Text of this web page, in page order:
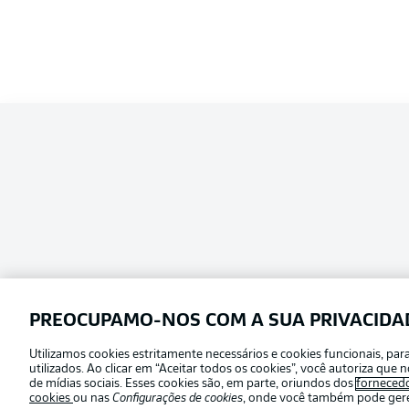
Escolha seu idioma
Português
Football as it’s meant to be
PREOCUPAMO-NOS COM A SUA
Utilizamos cookies estritamente necessários e cookies funcionais,
utilizados. Ao clicar em “Aceitar todos os cookies”, você autoriza
de mídias sociais. Esses cookies são, em parte, oriundos dos
cookies ou nas Configurações de cookies, onde você também pode